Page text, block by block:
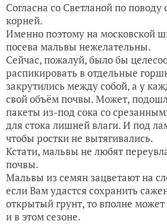
Согласна со Светланой по
корней.
Именно поэтому на московской
посева мальвы нежелательны.
Сейчас, пожалуй, было бы
распикировать в отдельные
закрутились между собой, а у
свой объём почвы. Может,
пакеты из-под сока со
для стока лишней влаги. И под
чтобы ростки не вытягивались.
Кстати, мальвы не любят
почвы.
Мальвы из семян зацветают на
если Вам удастся сохранить
открытый грунт, то вполне может
и в этом сезоне.